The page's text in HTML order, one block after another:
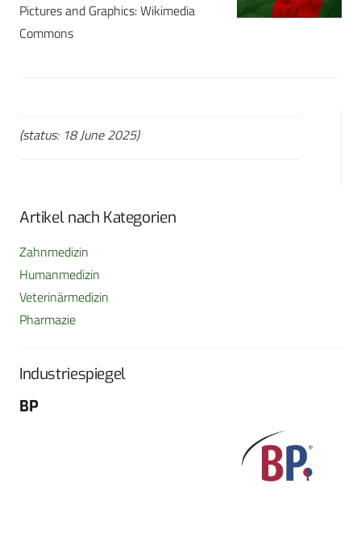
Pictures and Graphics: Wikimedia
Commons
(status: 18 June 2025)
Artikel nach Kategorien
Zahnmedizin
Humanmedizin
Veterinärmedizin
Pharmazie
Industriespiegel
BP